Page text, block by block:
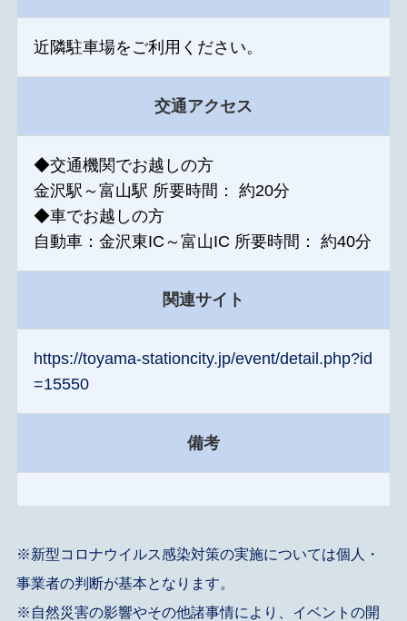
近隣駐車場をご利用ください。
交通アクセス
◆交通機関でお越しの方
金沢駅～富山駅 所要時間： 約20分
◆車でお越しの方
自動車：金沢東IC～富山IC 所要時間： 約40分
関連サイト
https://toyama-stationcity.jp/event/detail.php?id
=15550
備考
※新型コロナウイルス感染対策の実施については個人・
事業者の判断が基本となります。
※自然災害の影響やその他諸事情により、イベントの開